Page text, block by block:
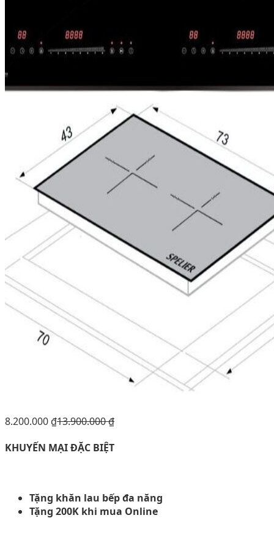
8.200.000 ₫13.900.000₫
KHUYẾN MẠI ĐẶC BIỆT
Tặng khăn lau bếp đa năng
Tặng 200K khi mua Online